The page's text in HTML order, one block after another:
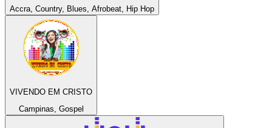
Accra, Country, Blues, Afrobeat, Hip Hop
VIVENDO EM CRISTO
Campinas, Gospel